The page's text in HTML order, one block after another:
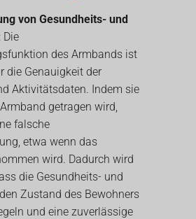
von Gesundheits- und
: Die
des Armbands ist
die Genauigkeit der
Aktivitätsdaten. Indem sie
getragen wird,
falsche
etwa wenn das
wird. Dadurch wird
die Gesundheits- und
Zustand des Bewohners
und eine zuverlässige